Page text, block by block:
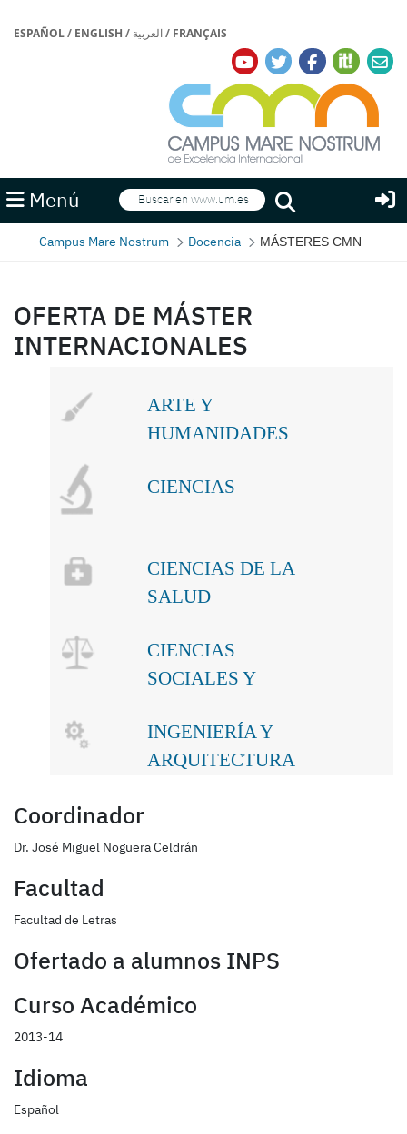
ESPAÑOL/ ENGLISH / العربية/ FRANÇAIS
Menú Buscar
Buscar
Campus Mare Nostrum Docencia MÁSTERES CMN
OFERTA DE MÁSTER
INTERNACIONALES
ARTE Y
HUMANIDADES
CIENCIAS
CIENCIAS DE LA
SALUD
CIENCIAS
SOCIALES Y
INGENIERÍA Y
ARQUITECTURA
Coordinador
Dr. José Miguel Noguera Celdrán
Facultad
Facultad de Letras
Ofertado a alumnos INPS
Curso Académico
2013-14
Idioma
Español